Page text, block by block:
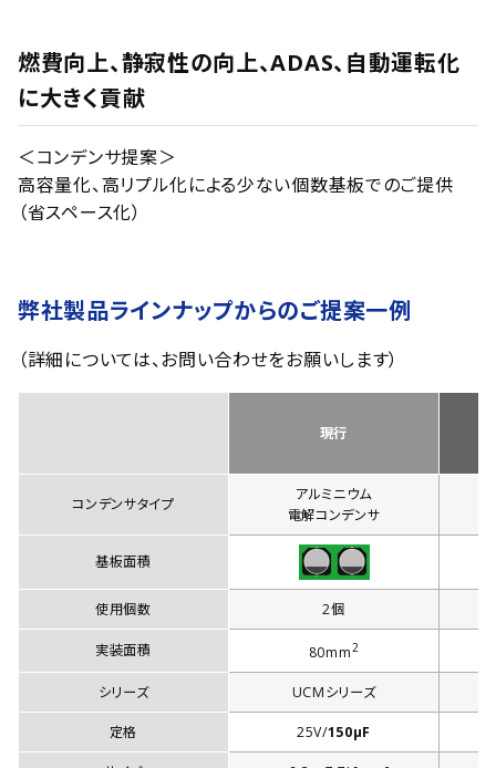
燃費向上、静寂性の向上、ADAS、自動運転化
に大きく貢献
＜コンデンサ提案＞
高容量化、高リプル化による少ない個数基板でのご提供
（省スペース化）
弊社製品ラインナップからのご提案一例
（詳細については、お問い合わせをお願いします）
現行
コンデンサタイプ
アルミニウム
電解コンデンサ
基板面積
使用個数 2個
実装面積 80mm2
シリーズ UCMシリーズ
定格 25V/150µF